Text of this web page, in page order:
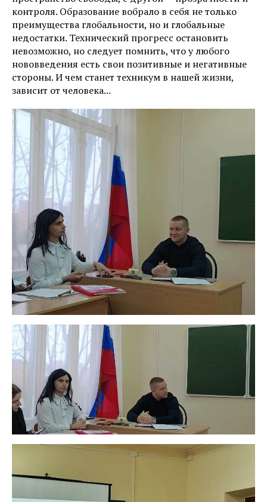
контроля. Образование вобрало в себя не только
преимущества глобальности, но и глобальные
недостатки. Технический прогресс остановить
невозможно, но следует помнить, что у любого
нововведения есть свои позитивные и негативные
стороны. И чем станет техникум в нашей жизни,
зависит от человека...